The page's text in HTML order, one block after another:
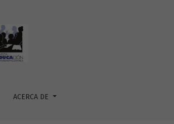
en ciencias naturales y tecnología
ACERCA DE